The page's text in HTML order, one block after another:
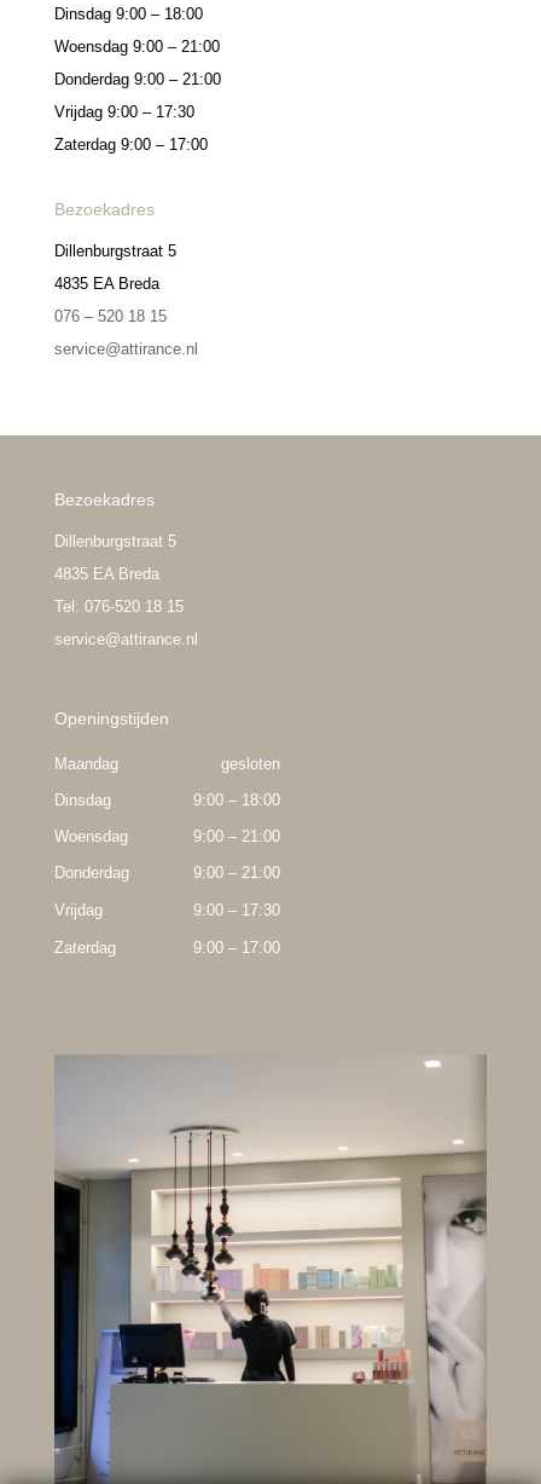
Dinsdag 9:00 – 18:00
Woensdag 9:00 – 21:00
Donderdag 9:00 – 21:00
Vrijdag 9:00 – 17:30
Zaterdag 9:00 – 17:00
Bezoekadres
Dillenburgstraat 5
4835 EA Breda
076 – 520 18 15
service@attirance.nl
Bezoekadres
Dillenburgstraat 5
4835 EA Breda
Tel: 076-520 18 15
service@attirance.nl
Openingstijden
Maandag
gesloten
Dinsdag
9:00 – 18:00
Woensdag
9:00 – 21:00
Donderdag
9:00 – 21:00
Vrijdag 9:00 – 17:30
Zaterdag 9:00 – 17:00